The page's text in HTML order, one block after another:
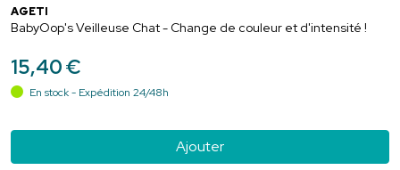
AGETI
BabyOop's Veilleuse Chat - Change de couleur et d'intensité !
15,40€
En stock - Expédition 24/48h
Ajouter